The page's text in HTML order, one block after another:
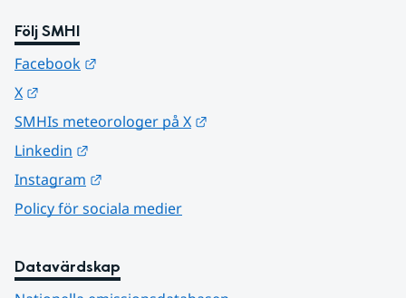
Följ SMHI
Facebook
X
SMHIs meteorologer på X
Linkedin
Instagram
Policy för sociala medier
Datavärdskap